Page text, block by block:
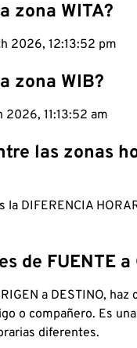
zona WITA?
2026, 12:13:53 pm
zona WIB?
11:13:53 am
las zonas
la DIFERENCIA
de FUENTE a
a DESTINO,
o compañero. Es
diferentes.